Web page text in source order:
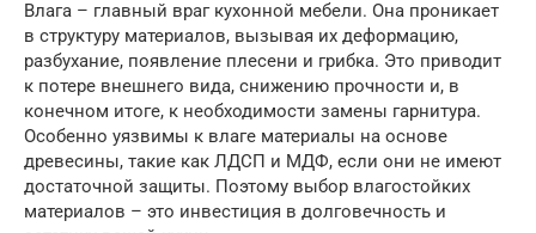
Влага – главный враг кухонной мебели. Она проникает
в структуру материалов, вызывая их деформацию,
разбухание, появление плесени и грибка. Это приводит
к потере внешнего вида, снижению прочности и, в
конечном итоге, к необходимости замены гарнитура.
Особенно уязвимы к влаге материалы на основе
древесины, такие как ЛДСП и МДФ, если они не имеют
достаточной защиты. Поэтому выбор влагостойких
материалов – это инвестиция в долговечность и